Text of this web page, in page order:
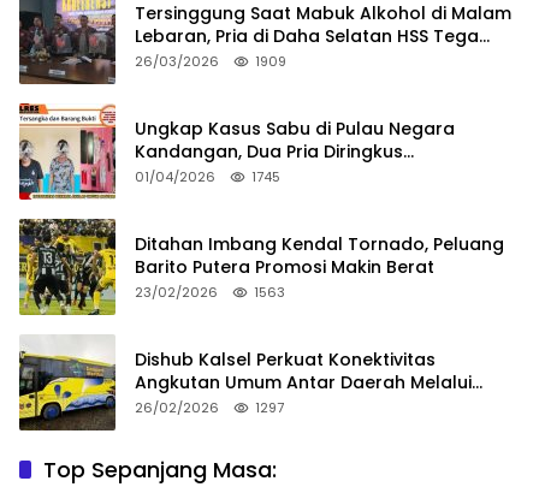
Tersinggung Saat Mabuk Alkohol di Malam
Lebaran, Pria di Daha Selatan HSS Tega
Tusuk Teman Sendiri
26/03/2026 1909
Ungkap Kasus Sabu di Pulau Negara
Kandangan, Dua Pria Diringkus
Satresnarkoba HSS
01/04/2026 1745
Ditahan Imbang Kendal Tornado, Peluang
Barito Putera Promosi Makin Berat
23/02/2026 1563
Dishub Kalsel Perkuat Konektivitas
Angkutan Umum Antar Daerah Melalui
Integritas
26/02/2026 1297
Top Sepanjang Masa: